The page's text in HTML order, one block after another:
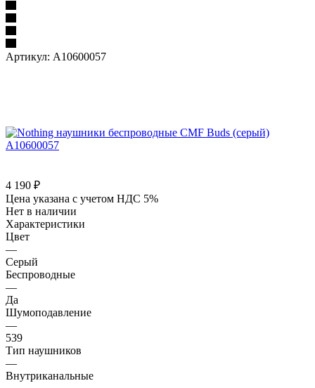
Артикул: A10600057
4 190 ₽
Цена указана с учетом НДС 5%
Нет в наличии
Характеристики
Цвет
—
Серый
Беспроводные
—
Да
Шумоподавление
—
539
Тип наушников
—
Внутриканальные